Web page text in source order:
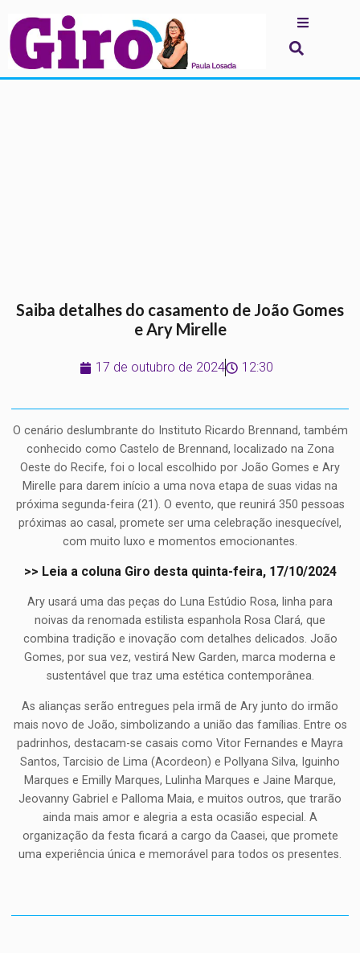
Saiba detalhes do casamento de João Gomes
e Ary Mirelle
17 de outubro de 2024 12:30
O cenário deslumbrante do Instituto Ricardo Brennand, também
conhecido como Castelo de Brennand, localizado na Zona
Oeste do Recife, foi o local escolhido por João Gomes e Ary
Mirelle para darem início a uma nova etapa de suas vidas na
próxima segunda-feira (21). O evento, que reunirá 350 pessoas
próximas ao casal, promete ser uma celebração inesquecível,
com muito luxo e momentos emocionantes.
>> Leia a coluna Giro desta quinta-feira, 17/10/2024
Ary usará uma das peças do Luna Estúdio Rosa, linha para
noivas da renomada estilista espanhola Rosa Clará, que
combina tradição e inovação com detalhes delicados. João
Gomes, por sua vez, vestirá New Garden, marca moderna e
sustentável que traz uma estética contemporânea.
As alianças serão entregues pela irmã de Ary junto do irmão
mais novo de João, simbolizando a união das famílias. Entre os
padrinhos, destacam-se casais como Vitor Fernandes e Mayra
Santos, Tarcisio de Lima (Acordeon) e Pollyana Silva, Iguinho
Marques e Emilly Marques, Lulinha Marques e Jaine Marque,
Jeovanny Gabriel e Palloma Maia, e muitos outros, que trarão
ainda mais amor e alegria a esta ocasião especial. A
organização da festa ficará a cargo da Caasei, que promete
uma experiência única e memorável para todos os presentes.